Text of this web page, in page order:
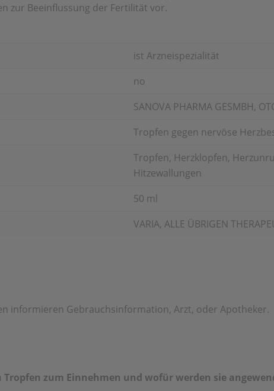
zur Beeinflussung der Fertilität vor.
ist Arzneispezialität
no
SANOVA PHARMA GESMBH,
Tropfen gegen nervöse
Tropfen, Herzklopfen,
Hitzewallungen
50 ml
VARIA, ALLE ÜBRIGEN
informieren Gebrauchsinformation, Arzt, oder Apotheker.
Tropfen zum Einnehmen und wofür werden sie